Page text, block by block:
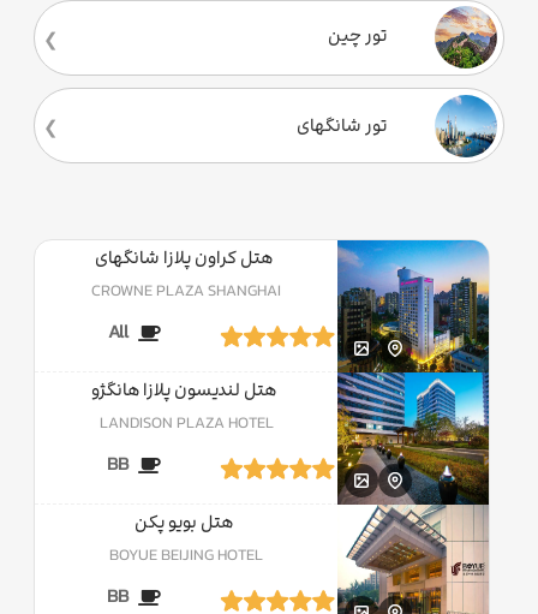
تور چین
تور شانگهای
هتل کراون پلازا شانگهای
CROWNE PLAZA SHANGHAI
All
هتل لندیسون پلازا هانگژو
LANDISON PLAZA HOTEL
BB
هتل بویو پکن
BOYUE BEIJING HOTEL
BB